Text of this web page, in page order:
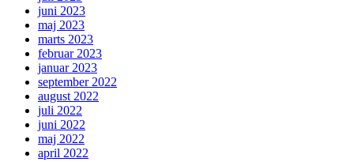
juni 2023
maj 2023
marts 2023
februar 2023
januar 2023
september 2022
august 2022
juli 2022
juni 2022
maj 2022
april 2022